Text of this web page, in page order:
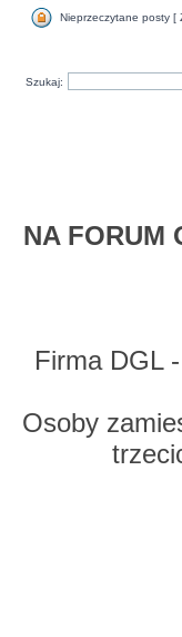
Nieprzeczytane posty [
Szukaj:
NA FORUM
Firma DGL
Osoby